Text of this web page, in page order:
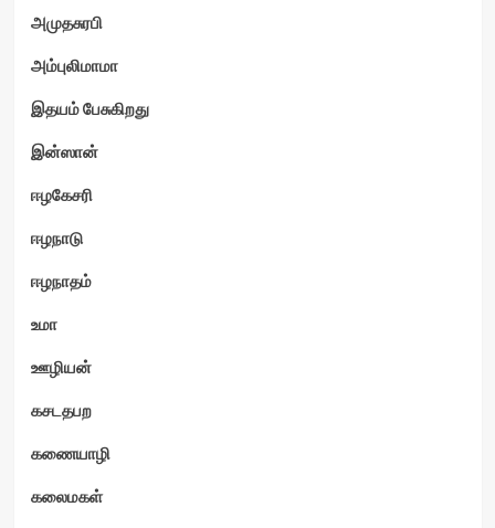
அமுதசுரபி
அம்புலிமாமா
இதயம் பேசுகிறது
இன்ஸான்
ஈழகேசரி
ஈழநாடு
ஈழநாதம்
உமா
ஊழியன்
கசடதபற
கணையாழி
கலைமகள்